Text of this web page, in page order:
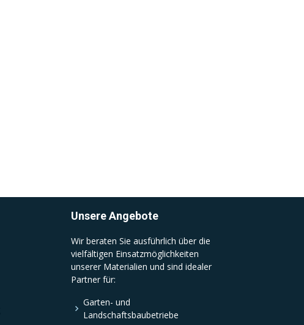
Unsere Angebote
Wir beraten Sie ausführlich über die
vielfältigen Einsatzmöglichkeiten
unserer Materialien und sind idealer
Partner für:
Garten- und
Landschaftsbaubetriebe